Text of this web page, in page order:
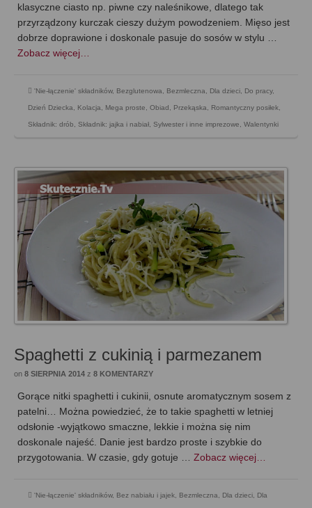
klasyczne ciasto np. piwne czy naleśnikowe, dlatego tak
przyrządzony kurczak cieszy dużym powodzeniem. Mięso jest
dobrze doprawione i doskonale pasuje do sosów w stylu …
Zobacz więcej…
'Nie-łączenie' składników, Bezglutenowa, Bezmleczna, Dla dzieci, Do pracy,
Dzień Dziecka, Kolacja, Mega proste, Obiad , Przekąska, Romantyczny posiłek,
Składnik: drób, Składnik: jajka i nabiał, Sylwester i inne imprezowe, Walentynki
Spaghetti z cukinią i parmezanem
on 8 SIERPNIA 2014 z 8 KOMENTARZY
Gorące nitki spaghetti i cukinii, osnute aromatycznym sosem z
patelni… Można powiedzieć, że to takie spaghetti w letniej
odsłonie -wyjątkowo smaczne, lekkie i można się nim
doskonale najeść. Danie jest bardzo proste i szybkie do
przygotowania. W czasie, gdy gotuje … Zobacz więcej…
'Nie-łączenie' składników, Bez nabiału i jajek Bezmleczna Dla dzieci Dla